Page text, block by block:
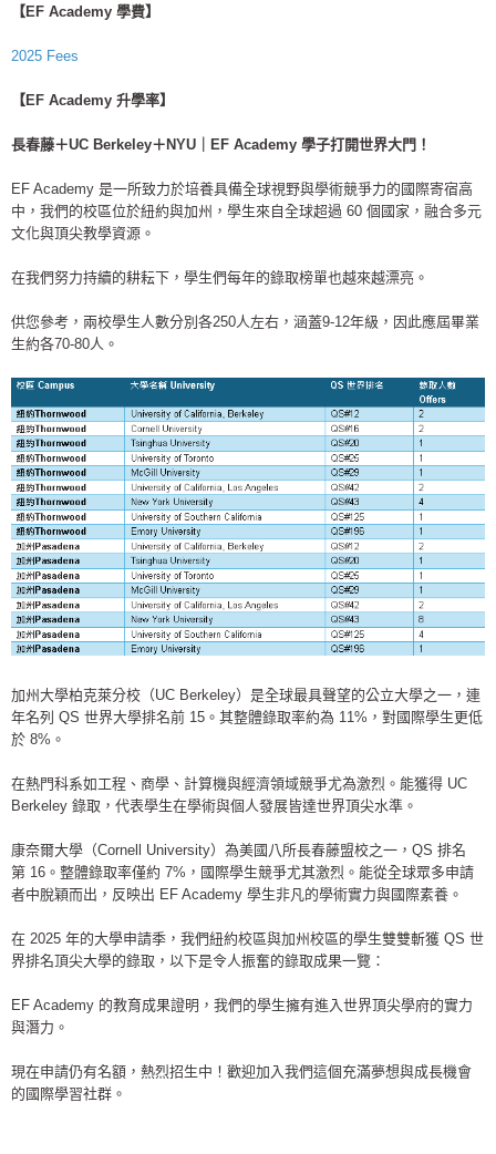
【EF Academy 學費】
2025 Fees
【EF Academy 升學率】
長春藤＋UC Berkeley＋NYU｜EF Academy 學子打開世界大門！
EF Academy 是一所致力於培養具備全球視野與學術競爭力的國際寄宿高
中，我們的校區位於紐約與加州，學生來自全球超過 60 個國家，融合多元
文化與頂尖教學資源。
在我們努力持續的耕耘下，學生們每年的錄取榜單也越來越漂亮。
供您參考，兩校學生人數分別各250人左右，涵蓋9-12年級，因此應屆畢業
生約各70-80人。
加州大學柏克萊分校（UC Berkeley）是全球最具聲望的公立大學之一，連
年名列 QS 世界大學排名前 15。其整體錄取率約為 11%，對國際學生更低
於 8%。
在熱門科系如工程、商學、計算機與經濟領域競爭尤為激烈。能獲得 UC
Berkeley 錄取，代表學生在學術與個人發展皆達世界頂尖水準。
康奈爾大學（Cornell University）為美國八所長春藤盟校之一，QS 排名
第 16。整體錄取率僅約 7%，國際學生競爭尤其激烈。能從全球眾多申請
者中脫穎而出，反映出 EF Academy 學生非凡的學術實力與國際素養。
在 2025 年的大學申請季，我們紐約校區與加州校區的學生雙雙斬獲 QS 世
界排名頂尖大學的錄取，以下是令人振奮的錄取成果一覽：
EF Academy 的教育成果證明，我們的學生擁有進入世界頂尖學府的實力
與潛力。
現在申請仍有名額，熱烈招生中！歡迎加入我們這個充滿夢想與成長機會
的國際學習社群。